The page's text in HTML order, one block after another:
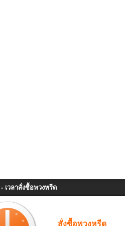
เวลาสั่งซื้อพวงหรีด
สั่งซื้อพวงหรีด